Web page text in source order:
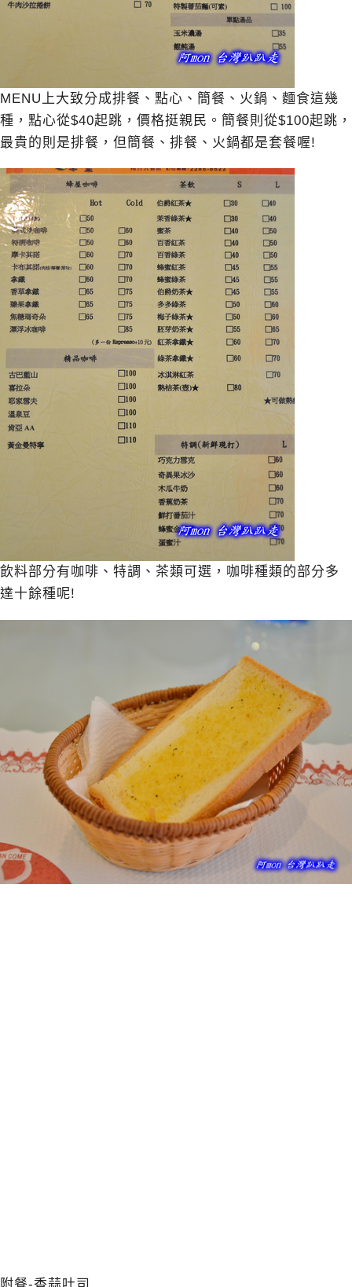
MENU上大致分成排餐、點心、簡餐、火鍋、麵食這幾
種，點心從$40起跳，價格挺親民。簡餐則從$100起跳，
最貴的則是排餐，但簡餐、排餐、火鍋都是套餐喔!
飲料部分有咖啡、特調、茶類可選，咖啡種類的部分多
達十餘種呢!